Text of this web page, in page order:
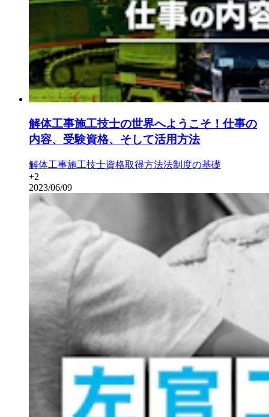
解体工事施工技士の世界へようこそ！仕事の
内容、受験資格、そして活用方法
解体工事施工技士資格取得方法法制度の基礎
+2
2023/06/09